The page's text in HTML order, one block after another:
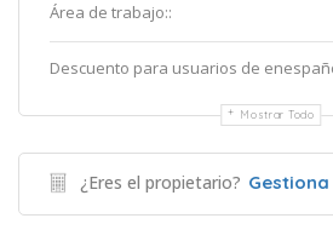
Área de trabajo::
Descuento para usuarios de
Mostrar Todo
¿Eres el propietario?